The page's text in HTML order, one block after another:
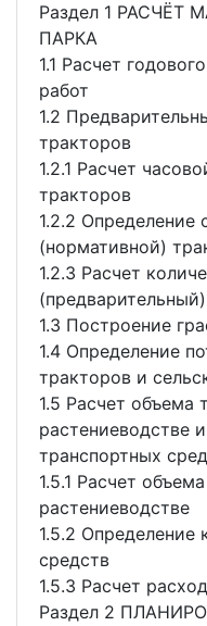
Раздел 1
ПАРКА
1.1 Расчет
работ
1.2
тракторов
1.2.1 Расчет
тракторов
1.2.2 Определение
(нормативной)
1.2.3 Расчет
(предварительный)
1.3 Построение
1.4 Определение
тракторов и
1.5 Расчет объема
растениеводстве
транспортных
1.5.1 Расчет
растениеводстве
1.5.2 Определение
средств
1.5.3 Расчет
Раздел 2